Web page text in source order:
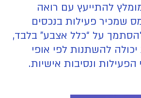
להתייעץ עם רואה
שמכיר פעילות בנכסים
להסתמך על “כלל אצבע” בלבד,
להשתנות לפי אופי
ונסיבות אישיות.